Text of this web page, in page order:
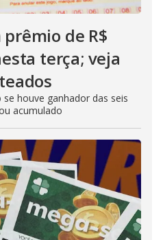
de R$
terça; veja
houve ganhador das seis
acumulado